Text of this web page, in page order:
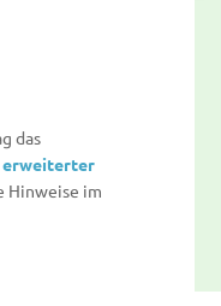
das
erweiterter
Hinweise im